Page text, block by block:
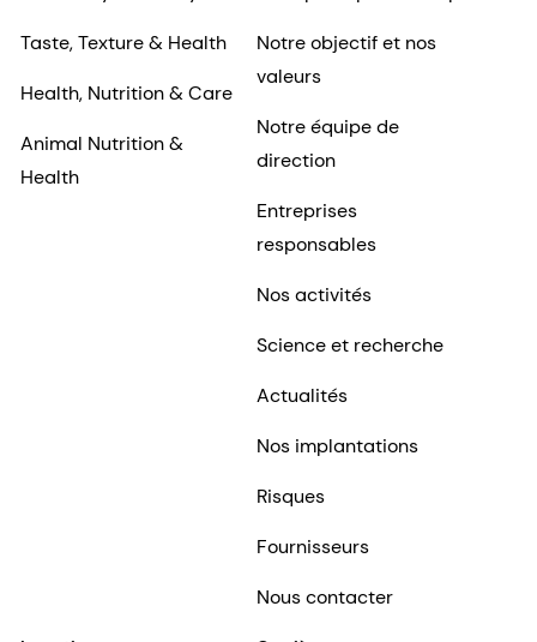
Taste, Texture & Health
Health, Nutrition & Care
Animal Nutrition &
Health
Notre objectif et nos
valeurs
Notre équipe de
direction
Entreprises
responsables
Nos activités
Science et recherche
Actualités
Nos implantations
Risques
Fournisseurs
Nous contacter